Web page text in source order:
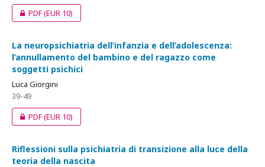
PDF(EUR 10)
La neuropsichiatria dell’infanzia e dell’adolescenza:
l’annullamento del bambino e del ragazzo come
soggetti psichici
Luca Giorgini
39-49
PDF(EUR 10)
Riflessioni sulla psichiatria di transizione alla luce della
teoria della nascita